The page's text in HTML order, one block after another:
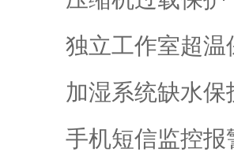
独立工作室超温
加湿系统缺水保
手机短信监控